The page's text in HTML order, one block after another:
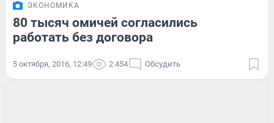
ЭКОНОМИКА
80 тысяч омичей согласились
работать без договора
5 октября, 2016, 12:49 2 454 Обсудить